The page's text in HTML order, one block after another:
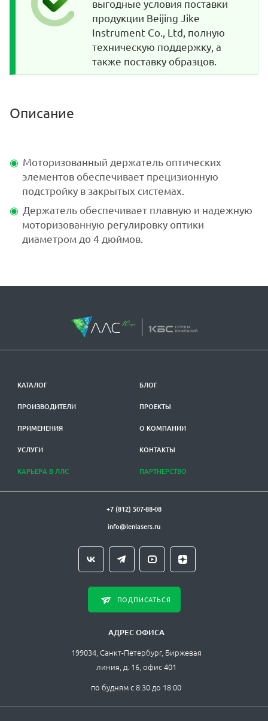
выгодные условия поставки
продукции Beijing Jike
Instrument Co., Ltd, полную
техническую поддержку, а
также поставку образцов.
Описание
Моторизованный держатель оптических
элементов обеспечивает прецизионную
подстройку в закрытых системах.
Держатель обеспечивает плавную и надежную
моторизованную регулировку оптики
диаметром до 4 дюймов.
КАТАЛОГ
ПРОИЗВОДИТЕЛИ
ПРИМЕНЕНИЯ
УСЛУГИ
КАРЬЕРА В ЛЛС
БЛОГ
ПРОЕКТЫ
О КОМПАНИИ
КОНТАКТЫ
ПАРТНЕРСТВО
+7 (812) 507-88-08
info@lenlasers.ru
ПОДПИСАТЬСЯ
АДРЕС ОФИСА
199034, Санкт-Петербург, Биржевая
линия, д. 16, офис 401
по будням с 8:30 до 18:00